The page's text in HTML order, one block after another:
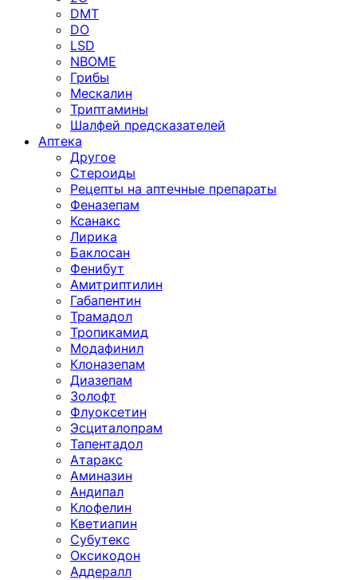
DMT
DO
LSD
NBOME
Грибы
Мескалин
Триптамины
Шалфей предсказателей
Аптека
Другое
Стероиды
Рецепты на аптечные препараты
Феназепам
Ксанакс
Лирика
Баклосан
Фенибут
Амитриптилин
Габапентин
Трамадол
Тропикамид
Модафинил
Клоназепам
Диазепам
Золофт
Флуоксетин
Эсциталопрам
Тапентадол
Атаракс
Аминазин
Андипал
Клофелин
Кветиапин
Субутекс
Оксикодон
Аддералл